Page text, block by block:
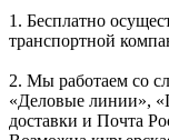
1. Бесплатно
транспортной
2. Мы работаем со
«Деловые линии»,
доставки и Почта